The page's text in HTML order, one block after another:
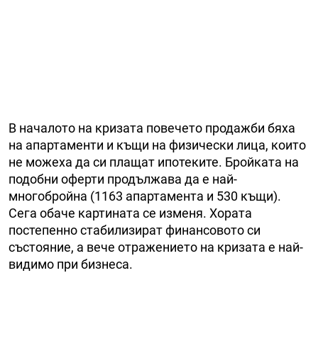
В началото на кризата повечето продажби бяха
на апартаменти и къщи на физически лица, които
не можеха да си плащат ипотеките. Бройката на
подобни оферти продължава да е най-
многобройна (1163 апартамента и 530 къщи).
Сега обаче картината се изменя. Хората
постепенно стабилизират финансовото си
състояние, а вече отражението на кризата е най-
видимо при бизнеса.